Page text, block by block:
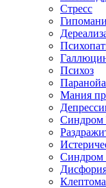
Стресс
Психоз
Паранойа
Мания
Синдром
Синдром